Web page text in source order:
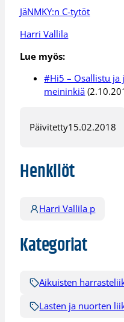
JäNMKY:n C-tytöt
Harri Vallila
Lue myös:
#Hi5 – Osallistu ja
meininkiä
Päivitetty15.02.2018
Henkilöt
Harri Vallila p
Kategoriat
Aikuisten
Lasten ja nuorten